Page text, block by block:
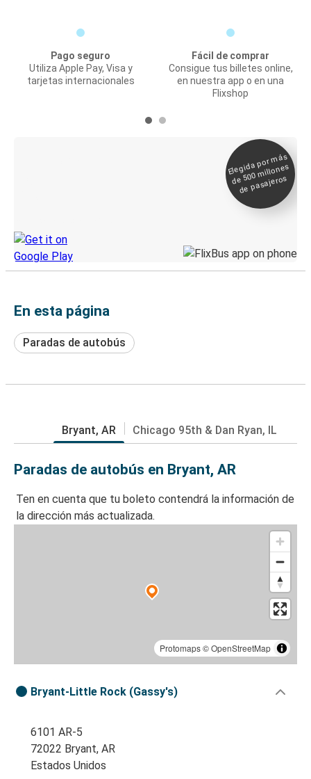
Pago seguro
Utiliza Apple Pay, Visa y
tarjetas internacionales
Fácil de comprar
Consigue tus billetes online,
en nuestra app o en una
Flixshop
Elegida por
más
de 500
millones
de pasajeros
En esta página
Paradas de autobús
Bryant, AR Chicago 95th & Dan Ryan, IL
Paradas de autobús en Bryant, AR
Ten en cuenta que tu boleto contendrá la información de
la dirección más actualizada.
Protomaps©OpenStreetMap
Bryant-Little Rock (Gassy's)
6101 AR-5
72022 Bryant, AR
Estados Unidos